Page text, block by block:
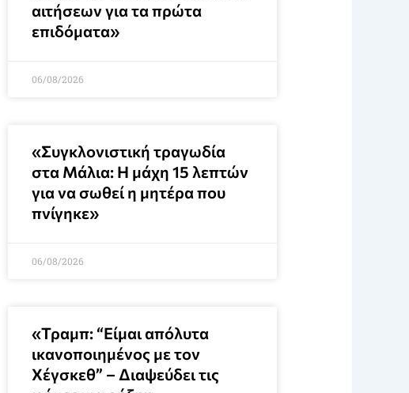
αιτήσεων για τα πρώτα
επιδόματα»
06/08/2026
«Συγκλονιστική τραγωδία
στα Μάλια: Η μάχη 15 λεπτών
για να σωθεί η μητέρα που
πνίγηκε»
06/08/2026
«Τραμπ: “Είμαι απόλυτα
ικανοποιημένος με τον
Χέγσκεθ” – Διαψεύδει τις